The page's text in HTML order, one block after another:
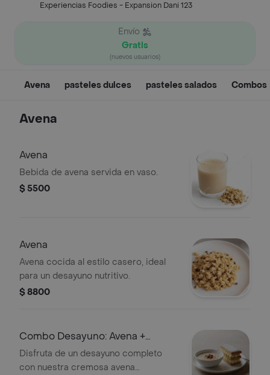
Experiencias Foodies - Expansion Dani 123
Envío
Gratis
(nuevos usuarios)
Avena pasteles dulces pasteles salados Combos
Avena
Avena
Bebida de avena servida en vaso.
$ 5500
Avena
Avena cocida al estilo casero, ideal
para un desayuno nutritivo.
$ 8800
Combo Desayuno: Avena +
Milhojas
Disfruta de un desayuno completo
con nuestra cremosa avena